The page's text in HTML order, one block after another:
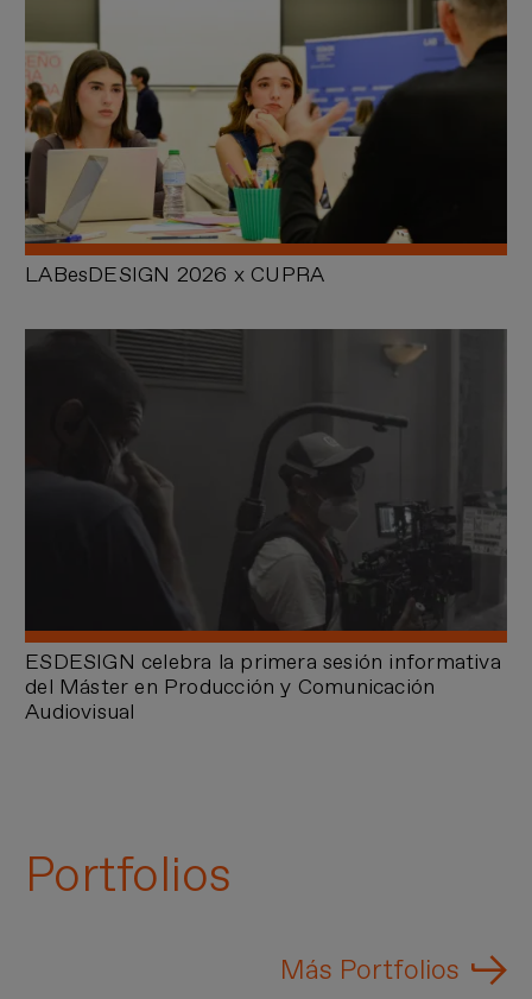
LABesDESIGN 2026 x CUPRA
ESDESIGN celebra la primera sesión informativa
del Máster en Producción y Comunicación
Audiovisual
VER MÁS
Portfolios
Más Portfolios